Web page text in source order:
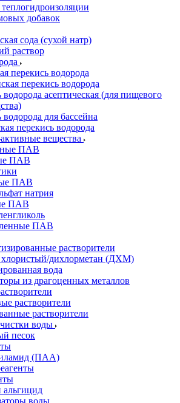
добавок
сода (сухой натр)
раствор
перекись водорода
перекись водорода
водорода асептическая (для пищевого
для бассейна
перекись водорода
вещества
ПАВ
ПАВ
ПАВ
натрия
ПАВ
ПАВ
растворители
дихлорметан (ДХМ)
вода
из драгоценных металлов
растворители
растворители
воды
песок
(ПАА)
воды